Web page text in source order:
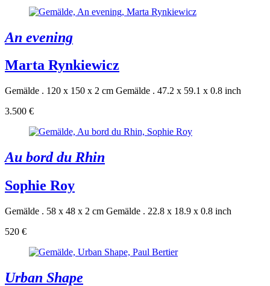
An evening
Marta Rynkiewicz
Gemälde . 120 x 150 x 2 cm Gemälde . 47.2 x 59.1 x 0.8 inch
3.500 €
Au bord du Rhin
Sophie Roy
Gemälde . 58 x 48 x 2 cm Gemälde . 22.8 x 18.9 x 0.8 inch
520 €
Urban Shape